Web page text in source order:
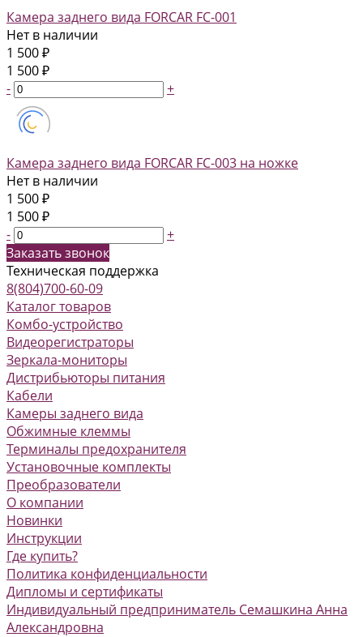
Камера заднего вида FORCAR FC-001
Нет в наличии
1 500 ₽
1 500 ₽
-
+
Камера заднего вида FORCAR FC-003 на ножке
Нет в наличии
1 500 ₽
1 500 ₽
-
+
Заказать звонок
Техническая поддержка
8(804)700-60-09
Каталог товаров
Комбо-устройство
Видеорегистраторы
Зеркала-мониторы
Дистрибьюторы питания
Кабели
Камеры заднего вида
Обжимные клеммы
Терминалы предохранителя
Установочные комплекты
Преобразователи
О компании
Новинки
Инструкции
Где купить?
Политика конфиденциальности
Дипломы и сертификаты
Индивидуальный предприниматель Семашкина Анна
Александровна